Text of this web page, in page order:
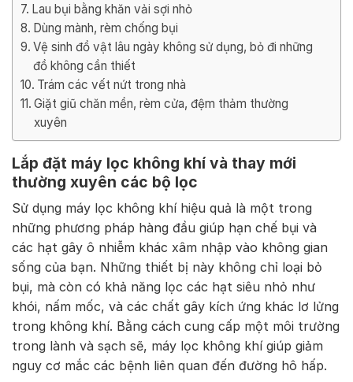
Lau bụi bằng khăn vải sợi nhỏ
Dùng mành, rèm chống bụi
Vệ sinh đồ vật lâu ngày không sử dụng, bỏ đi những
đồ không cần thiết
Trám các vết nứt trong nhà
Giặt giũ chăn mền, rèm cửa, đệm thảm thường
xuyên
Lắp đặt máy lọc không khí và thay mới
thường xuyên các bộ lọc
Sử dụng máy lọc không khí hiệu quả là một trong
những phương pháp hàng đầu giúp hạn chế bụi và
các hạt gây ô nhiễm khác xâm nhập vào không gian
sống của bạn. Những thiết bị này không chỉ loại bỏ
bụi, mà còn có khả năng lọc các hạt siêu nhỏ như
khói, nấm mốc, và các chất gây kích ứng khác lơ lửng
trong không khí. Bằng cách cung cấp một môi trường
trong lành và sạch sẽ, máy lọc không khí giúp giảm
nguy cơ mắc các bệnh liên quan đến đường hô hấp.